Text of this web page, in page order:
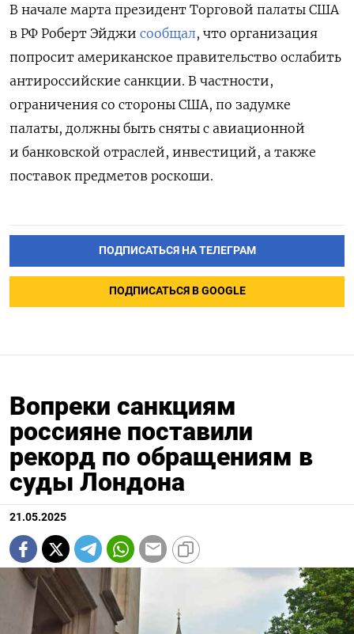
В начале марта президент Торговой палаты США
в РФ Роберт Эйджи сообщал, что организация
попросит американское правительство ослабить
антироссийские санкции. В частности,
ограничения со стороны США, по задумке
палаты, должны быть сняты с авиационной
и банковской отраслей, инвестиций, а также
поставок предметов роскоши.
ПОДПИСАТЬСЯ НА ТЕЛЕГРАМ
ПОДПИСАТЬСЯ В GOOGLE
Вопреки санкциям
россияне поставили
рекорд по обращениям в
суды Лондона
21.05.2025